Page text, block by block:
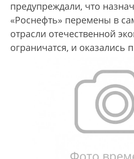
предупреждали, что
«Роснефть» перемены в
отрасли отечественной
ограничатся, и оказались